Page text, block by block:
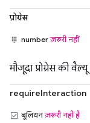
प्रोग्रेस
numberज़रूरी नहीं
मौजूदा प्रोग्रेस की
requireInteraction
बूलियनज़रूरी नहीं है